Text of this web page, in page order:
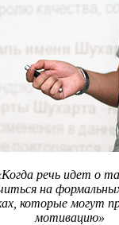
речь идет о
на
которые могут
мотивацию»